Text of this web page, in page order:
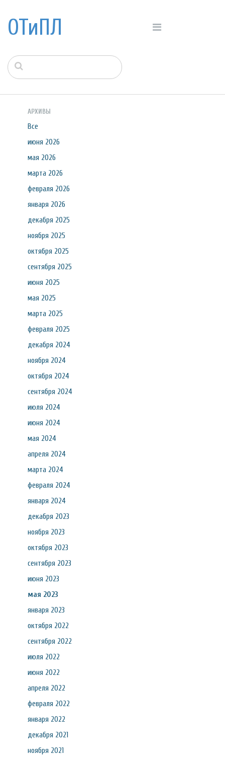
ОТиПЛ
АРХИВЫ
Все
июня 2026
мая 2026
марта 2026
февраля 2026
января 2026
декабря 2025
ноября 2025
октября 2025
сентября 2025
июня 2025
мая 2025
марта 2025
февраля 2025
декабря 2024
ноября 2024
октября 2024
сентября 2024
июля 2024
июня 2024
мая 2024
апреля 2024
марта 2024
февраля 2024
января 2024
декабря 2023
ноября 2023
октября 2023
сентября 2023
июня 2023
мая 2023
января 2023
октября 2022
сентября 2022
июля 2022
июня 2022
апреля 2022
февраля 2022
января 2022
декабря 2021
ноября 2021